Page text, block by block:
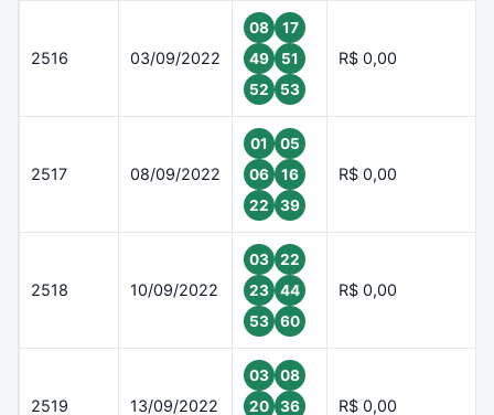
2516 03/09/2022
08
17
49
51
52
53
R$ 0,00
2517 08/09/2022
01
05
06
16
22
39
R$ 0,00
2518 10/09/2022
03
22
23
44
53
60
R$ 0,00
2519 13/09/2022
03
08
20
36 R$ 0,00